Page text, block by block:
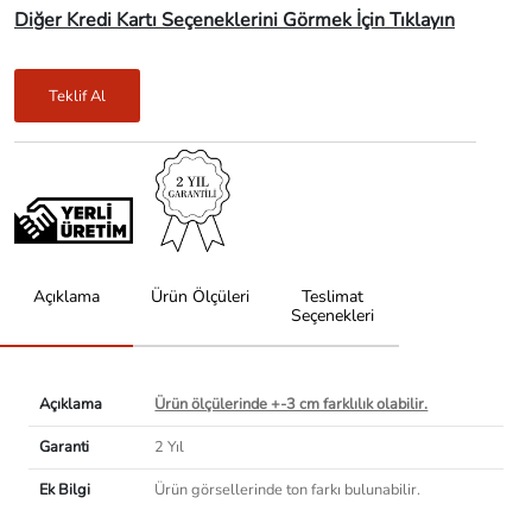
Diğer Kredi Kartı Seçeneklerini Görmek İçin Tıklayın
Teklif Al
Açıklama Ürün Ölçüleri
Teslimat
Seçenekleri
Açıklama
Ürün ölçülerinde +-3 cm farklılık olabilir.
Garanti
2 Yıl
Ek Bilgi
Ürün görsellerinde ton farkı bulunabilir.